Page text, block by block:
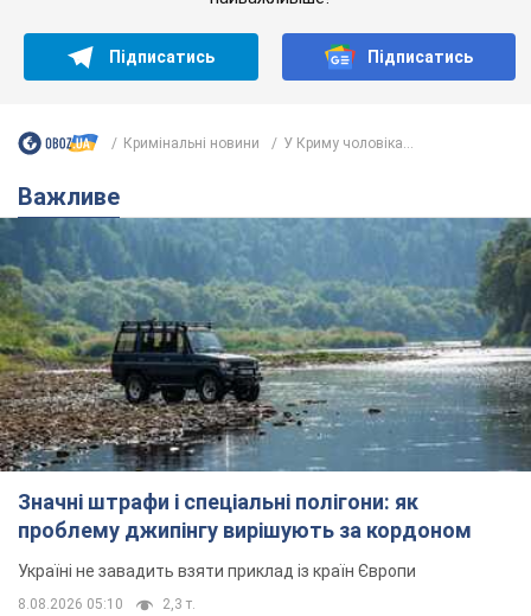
проблему джипінгу вирішують за кордоном
Україні не завадить взяти приклад із країн Європи
8.08.2026 05:10
На Прикарпатті після аномальної
спеки пройшла потужна злива:
дороги перетворились на річки.
Відео
Негода накрила Івано-Франківщину та
курортний Буковель
8.08.2026 09:27 31,7 т.
Жінці нарахували 729 тис. грн боргу
за газ через покази зіпсованого